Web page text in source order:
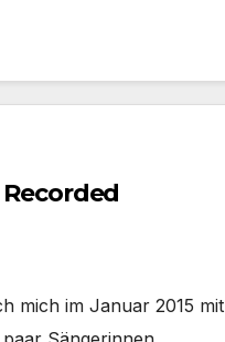
mich im Januar 2015 mit